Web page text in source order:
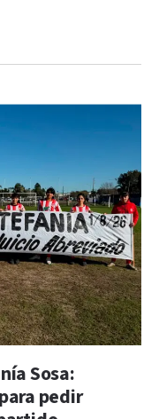
Sosa:
pedir